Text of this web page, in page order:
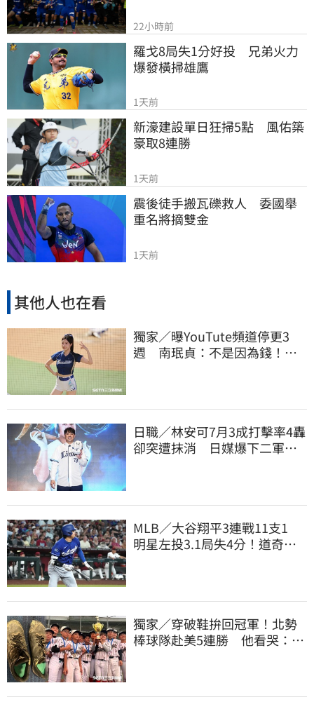
22小時前
羅戈8局失1分好投　兄弟火力
爆發橫掃雄鷹
1天前
新濠建設單日狂掃5點　風佑築
豪取8連勝
1天前
震後徒手搬瓦礫救人　委國舉
重名將摘雙金
1天前
其他人也在看
獨家／曝YouTute頻道停更3
週 南珉貞：不是因為錢！粉
日職／林安可7月3成打擊率4轟
卻突遭抹消 日媒爆下二軍背
MLB／大谷翔平3連戰11支1
明星左投3.1局失4分！道奇輸
獨家／穿破鞋拚回冠軍！北勢
棒球隊赴美5連勝 他看哭：台